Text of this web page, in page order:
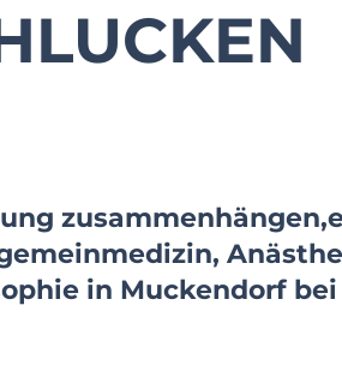
in Muckendorf bei